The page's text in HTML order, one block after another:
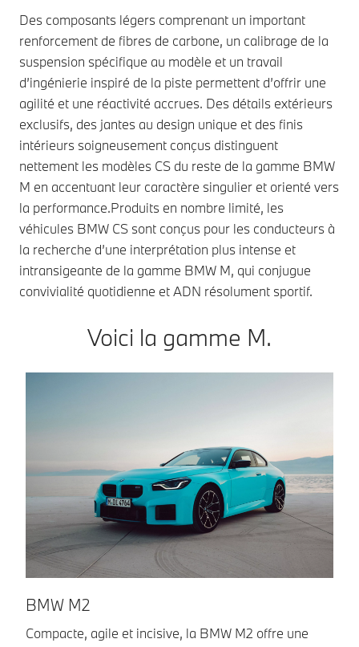
Des composants légers comprenant un important
renforcement de fibres de carbone, un calibrage de la
suspension spécifique au modèle et un travail
d’ingénierie inspiré de la piste permettent d’offrir une
agilité et une réactivité accrues. Des détails extérieurs
exclusifs, des jantes au design unique et des finis
intérieurs soigneusement conçus distinguent
nettement les modèles CS du reste de la gamme BMW
M en accentuant leur caractère singulier et orienté vers
la performance.Produits en nombre limité, les
véhicules BMW CS sont conçus pour les conducteurs à
la recherche d’une interprétation plus intense et
intransigeante de la gamme BMW M, qui conjugue
convivialité quotidienne et ADN résolument sportif.
Voici la gamme M.
BMW M2
Compacte, agile et incisive, la BMW M2 offre une